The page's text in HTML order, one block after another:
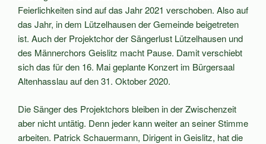
Feierlichkeiten sind auf das Jahr 2021 verschoben. Also auf
das Jahr, in dem Lützelhausen der Gemeinde beigetreten
ist. Auch der Projektchor der Sängerlust Lützelhausen und
des Männerchors Geislitz macht Pause. Damit verschiebt
sich das für den 16. Mai geplante Konzert im Bürgersaal
Altenhasslau auf den 31. Oktober 2020.
Die Sänger des Projektchors bleiben in der Zwischenzeit
aber nicht untätig. Denn jeder kann weiter an seiner Stimme
arbeiten. Patrick Schauermann, Dirigent in Geislitz, hat die